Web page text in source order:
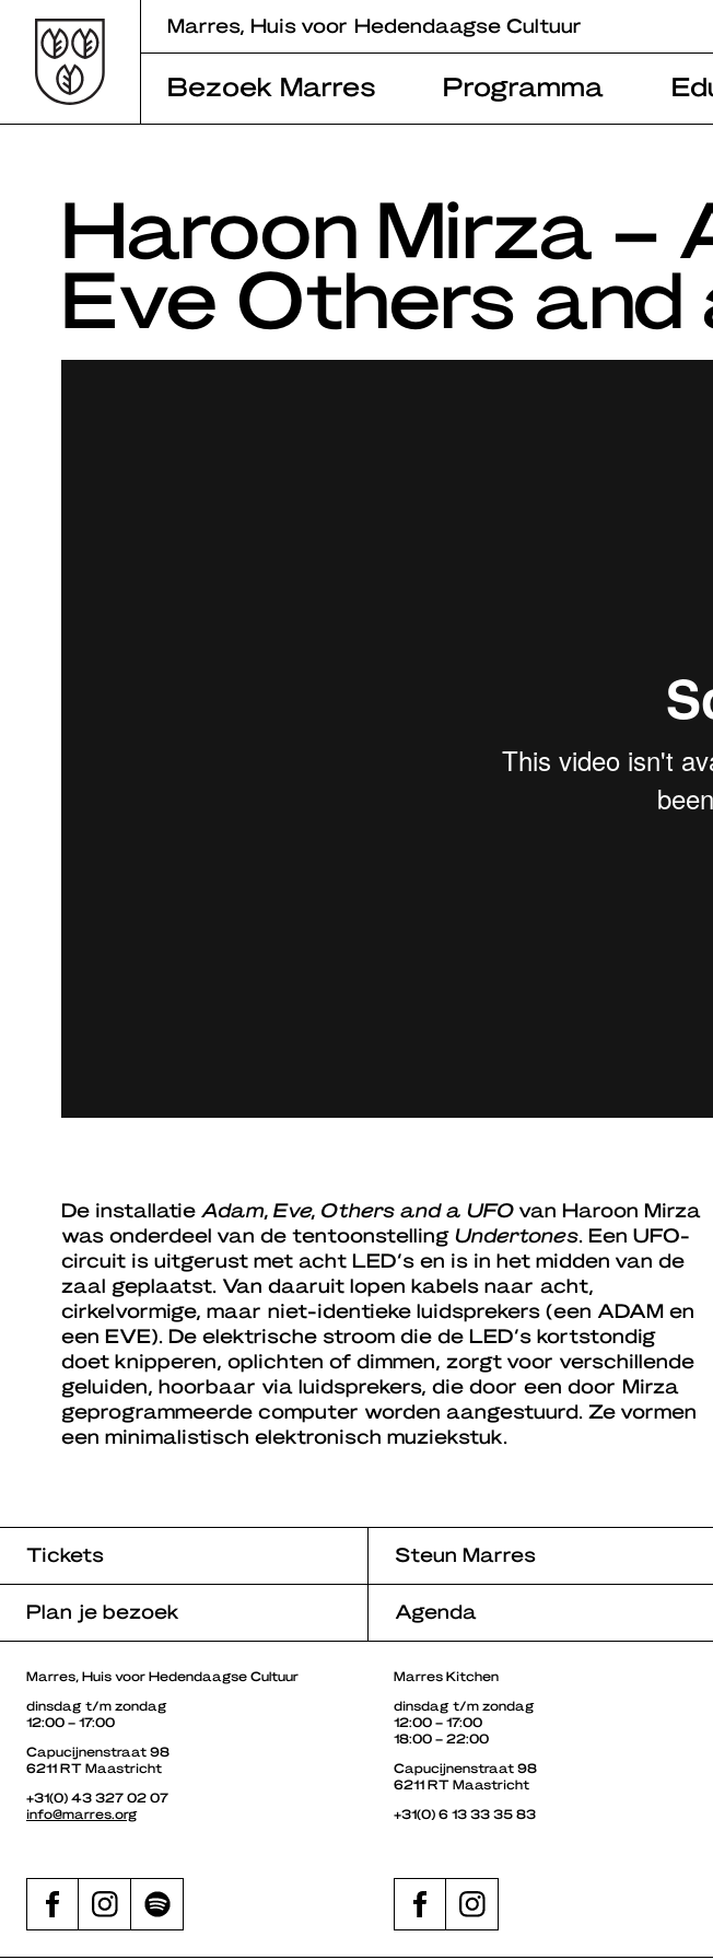
content
Marres, Huis voor Hedendaagse Cultuur
Bezoek Marres Programma
Haroon Mirza –
Eve Others and
De installatie Adam, Eve, Others and a UFO van Haroon Mirza
was onderdeel van de tentoonstelling Undertones . Een UFO-
circuit is uitgerust met acht LED’s en is in het midden van de
zaal geplaatst. Van daaruit lopen kabels naar acht,
cirkelvormige, maar niet-identieke luidsprekers (een ADAM en
een EVE). De elektrische stroom die de LED’s kortstondig
doet knipperen, oplichten of dimmen, zorgt voor verschillende
geluiden, hoorbaar via luidsprekers, die door een door Mirza
geprogrammeerde computer worden aangestuurd. Ze vormen
een minimalistisch elektronisch muziekstuk.
Tickets Steun Marres
Plan je bezoek Agenda
Marres, Huis voor Hedendaagse Cultuur
dinsdag t/m zondag
12:00 – 17:00
Capucijnenstraat 98
6211 RT Maastricht
+31(0) 43 327 02 07
info@marres.org
Marres Kitchen
dinsdag t/m zondag
12:00 – 17:00
18:00 – 22:00
Capucijnenstraat 98
6211 RT Maastricht
+31(0) 6 13 33 35 83